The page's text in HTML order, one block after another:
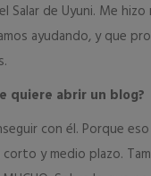
de Uyuni. Me hizo
ayudando, y que
quiere abrir un blog?
con él. Porque
y medio plazo.